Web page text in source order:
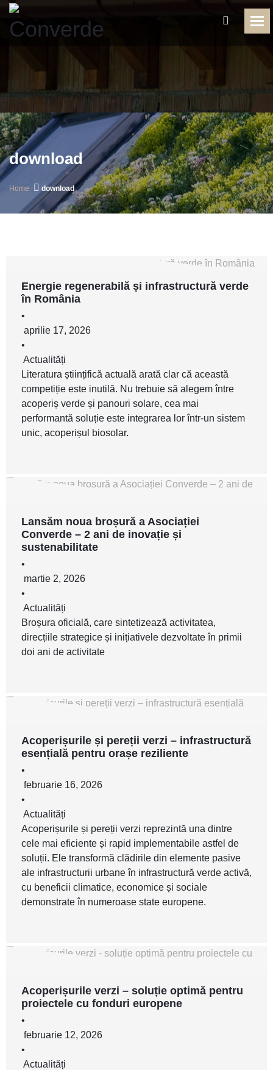
download
Home download
Energie regenerabilă și infrastructură verde
în România
•
aprilie 17, 2026
•
Actualități
Literatura științifică actuală arată clar că această
competiție este inutilă. Nu trebuie să alegem între
acoperiș verde și panouri solare, cea mai
performantă soluție este integrarea lor într-un sistem
unic, acoperișul biosolar.
Lansăm noua broșură a Asociației
Converde – 2 ani de inovație și
sustenabilitate
•
martie 2, 2026
•
Actualități
Broșura oficială, care sintetizează activitatea,
direcțiile strategice și inițiativele dezvoltate în primii
doi ani de activitate
Acoperișurile și pereții verzi – infrastructură
esențială pentru orașe reziliente
•
februarie 16, 2026
•
Actualități
Acoperișurile și pereții verzi reprezintă una dintre
cele mai eficiente și rapid implementabile astfel de
soluții. Ele transformă clădirile din elemente pasive
ale infrastructurii urbane în infrastructură verde activă,
cu beneficii climatice, economice și sociale
demonstrate în numeroase state europene.
Acoperișurile verzi – soluție optimă pentru
proiectele cu fonduri europene
•
februarie 12, 2026
•
Actualități